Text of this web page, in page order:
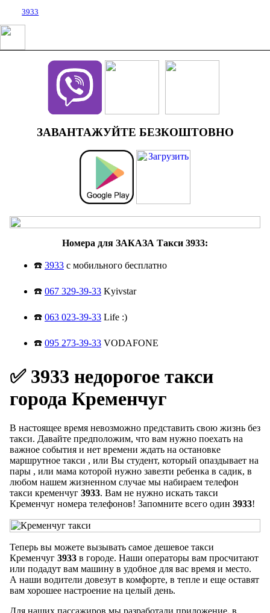
3933
ЗАВАНТАЖУЙТЕ БЕЗКОШТОВНО
Номера для ЗАКАЗА Такси 3933:
☎️ 3933 с мобильного бесплатно
☎️ 067 329-39-33 Kyivstar
☎️ 063 023-39-33 Life :)
☎️ 095 273-39-33 VODAFONE
✅ 3933 недорогое такси
города Кременчуг
В настоящее время невозможно представить свою жизнь без
такси. Давайте предположим, что вам нужно поехать на
важное события и нет времени ждать на остановке
маршрутное такси , или Вы студент, который опаздывает на
пары , или мама которой нужно завезти ребенка в садик, в
любом нашем жизненном случае мы набираем телефон
такси кременчуг 3933. Вам не нужно искать такси
Кременчуг номера телефонов! Запомните всего один 3933!
Теперь вы можете вызывать самое дешевое такси
Кременчуг 3933 в городе. Наши операторы вам просчитают
или подадут вам машину в удобное для вас время и место.
А наши водители довезут в комфорте, в тепле и еще оставят
вам хорошее настроение на целый день.